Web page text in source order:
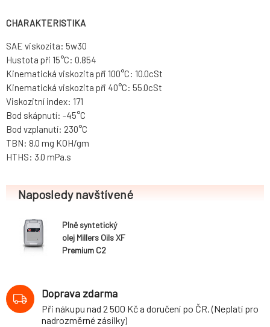
CHARAKTERISTIKA
SAE viskozita: 5w30
Hustota při 15°C: 0.854
Kinematická viskozita při 100°C: 10.0cSt
Kinematická viskozita při 40°C: 55.0cSt
Viskozitní index: 171
Bod skápnutí: -45°C
Bod vzplanutí: 230°C
TBN: 8.0 mg KOH/gm
HTHS: 3.0 mPa.s
Naposledy navštívené
Plně syntetický
olej Millers Oils XF
Premium C2
Doprava zdarma
Při nákupu nad 2 500 Kč a doručení po ČR. (Neplatí pro
nadrozměrné zásilky)